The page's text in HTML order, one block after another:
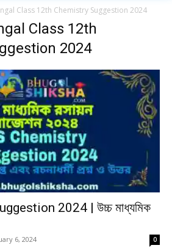
Class 12th Chemistry Suggestion 2024
Class 12th
2024
2024 | উচ্চ মাধ্যমিক
6, 2024 0